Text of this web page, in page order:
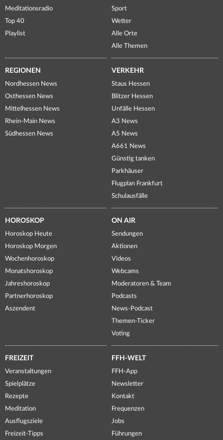
Meditationsradio
Top 40
Playlist
Sport
Wetter
Alle Orte
Alle Themen
REGIONEN
Nordhessen News
Osthessen News
Mittelhessen News
Rhein-Main News
Südhessen News
VERKEHR
Staus Hessen
Blitzer Hessen
Unfälle Hessen
A3 News
A5 News
A661 News
Günstig tanken
Parkhäuser
Flugplan Frankfurt
Schulausfälle
HOROSKOP
Horoskop Heute
Horoskop Morgen
Wochenhoroskop
Monatshoroskop
Jahreshoroskop
Partnerhoroskop
Aszendent
ON AIR
Sendungen
Aktionen
Videos
Webcams
Moderatoren & Team
Podcasts
News-Podcast
Themen-Ticker
Voting
FREIZEIT
Veranstaltungen
Spielplätze
Rezepte
Meditation
Ausflugsziele
Freizeit-Tipps
FFH-WELT
FFH-App
Newsletter
Kontakt
Frequenzen
Jobs
Führungen